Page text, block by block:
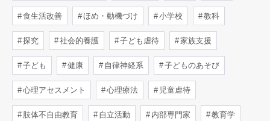
食生活改善 ほめ・動機づけ 小学校 教科
探究 社会的養護 子ども虐待 家族支援
子ども 健康 自律神経系 子どものあそび
心理アセスメント 心理療法 児童虐待
肢体不自由教育 自立活動 内部専門家 教育学